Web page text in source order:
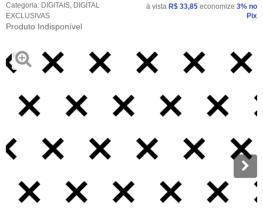
Categoria: DIGITAIS, DIGITAL
EXCLUSIVAS
Produto Indisponível
à vista R$ 33,85 economize 3% no
Pix